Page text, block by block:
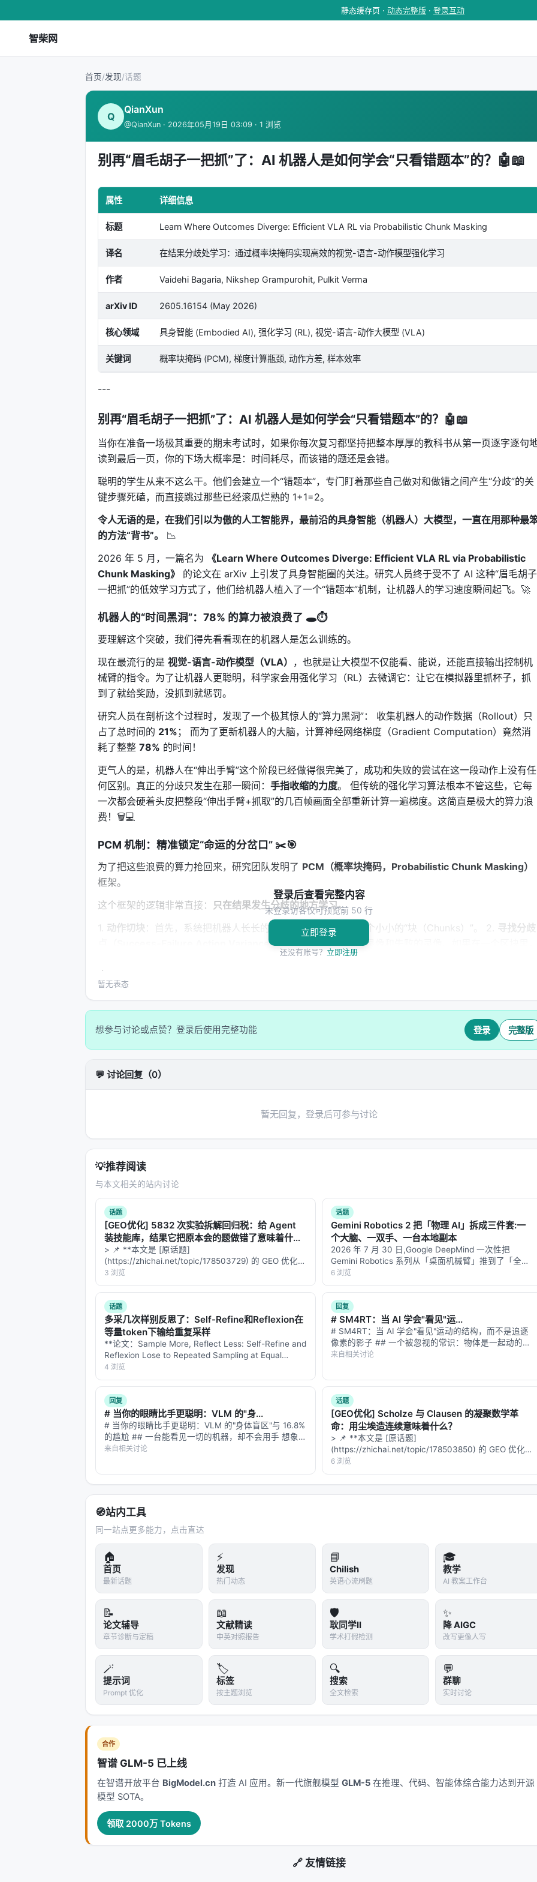
静态缓存页 · 动态完整版 · 登录互动
智柴网
首页/发现/话题
Q
QianXun
@QianXun · 2026年05月19日 03:09 · 1 浏览
别再“眉毛胡子一把抓”了：AI 机器人是如何学会“只看错题本”的？🤖📖
属性 详细信息
标题 Learn Where Outcomes Diverge: Efficient VLA RL via Probabilistic Chunk Masking
译名 在结果分歧处学习：通过概率块掩码实现高效的视觉-语言-动作模型强化学习
作者 Vaidehi Bagaria, Nikshep Grampurohit, Pulkit Verma
arXiv ID 2605.16154 (May 2026)
核心领域 具身智能 (Embodied AI), 强化学习 (RL), 视觉-语言-动作大模型 (VLA)
关键词 概率块掩码 (PCM), 梯度计算瓶颈, 动作方差, 样本效率
---
别再“眉毛胡子一把抓”了：AI 机器人是如何学会“只看错题本”的？🤖📖
当你在准备一场极其重要的期末考试时，如果你每次复习都坚持把整本厚厚的教科书从第一页逐字逐句
读到最后一页，你的下场大概率是：时间耗尽，而该错的题还是会错。
聪明的学生从来不这么干。他们会建立一个“错题本”，专门盯着那些自己做对和做错之间产生“分歧”的关
键步骤死磕，而直接跳过那些已经滚瓜烂熟的 1+1=2。
令人无语的是，在我们引以为傲的人工智能界，最前沿的具身智能（机器人）大模型，一直在用那种最
的方法“背书”。
📉
2026 年 5 月，一篇名为
《Learn Where Outcomes Diverge: Efficient VLA RL via Probabilistic
Chunk Masking》
的论文在 arXiv 上引发了具身智能圈的关注。研究人员终于受不了 AI 这种“眉毛胡子
一把抓”的低效学习方式了，他们给机器人植入了一个“错题本”机制，让机器人的学习速度瞬间起飞。🚀
机器人的“时间黑洞”：78% 的算力被浪费了 🕳️⏱️
要理解这个突破，我们得先看看现在的机器人是怎么训练的。
现在最流行的是 视觉-语言-动作模型（VLA） ，也就是让大模型不仅能看、能说，还能直接输出控制机
械臂的指令。为了让机器人更聪明，科学家会用强化学习（RL）去微调它：让它在模拟器里抓杯子，抓
到了就给奖励，没抓到就惩罚。
研究人员在剖析这个过程时，发现了一个极其惊人的“算力黑洞”： 收集机器人的动作数据（Rollout）只
占了总时间的 21% ； 而为了更新机器人的大脑，计算神经网络梯度（Gradient Computation）竟然消
耗了整整 78% 的时间！
更气人的是，机器人在“伸出手臂”这个阶段已经做得很完美了，成功和失败的尝试在这一段动作上没有任
何区别。真正的分歧只发生在那一瞬间： 手指收缩的力度。 但传统的强化学习算法根本不管这些，它每
一次都会硬着头皮把整段“伸出手臂+抓取”的几百帧画面全部重新计算一遍梯度。这简直是极大的算力浪
费！🗑️💻
PCM 机制：精准锁定“命运的分岔口” ✂️🎯
为了把这些浪费的算力抢回来，研究团队发明了 PCM（概率块掩码，Probabilistic Chunk Masking）
框架。
这个框架的逻辑非常直接： 只在结果发生分歧的地方学习。
1. 动作切块 ：首先，系统把机器人长长的一段操作视频切成一个个小小的“块（Chunks）”。 2.
寻找分歧
点（Success-Failure Action Variance）：系统会对比成功的录像和失败的录像。如果在一个区块里
成功时机器人的动作和失败时机器人的动作高度一致（大家都在往前伸胳膊），这就说明这一步没问题
（比如成功的捏紧了，失败的没捏紧），系统就会判定这里是“命运的分岔口”。PCM 会把所有的算力集
这种“挑三拣四”的学习有多快？⚡🏆
提速奇迹 ：在 LIBERO 机器人基准测试中，PCM 仅仅计算了
：因为不需要记住冗长轨迹中所有无用的中间状态，神经网络峰值激活内存骤降了
了冗余噪声，表现得和全量计算一样好，甚至更好！
狂欢背后的“黑盒”与隐忧 🕵️‍♂️❓
虽然 PCM 机制提供了一个优雅的工程解法，但在将其视为“具身智能标准配置”之前，我们必须直面这篇
论文留下的几个明显的“黑盒”：
1.信用分配（Credit Assignment）的时滞幽灵
👻：在现实的复杂任务中，失败的原因往往不是当下的
动作。比如，机器人打翻了杯子，其实是因为它在 10 秒钟前把杯子放得太靠桌子边缘了。但 PCM 依赖
的是“成功的录像和失败的录像在当前时刻的动作差异”。如果动作差异和最终结果在时间上严重脱节，
PCM 是否会南辕北辙，惩罚了正确的动作？论文对此缺乏深入的数学论证。 2.方差阈值的“玄学”调参
🎛️：系统依靠“方差大小”来判断是否要丢弃一个区块。但这个判定阈值该如何设定？对于动作幅度极小的
精密任务（如穿针引线），一点点微小的方差可能就决定了成败。系统是否会因为阈值设置不当，把最
键的“微操”当成冗余信息给扔掉？这依然是一个高度依赖人工经验的工程玄学。
总结一下：
算力再廉价，也不该用来计算已知的真理。 💡
《Learn Where Outcomes Diverge》这篇论文用最直白的工程语言告诉我们：高级的智能，首先体现
对注意力的精准分配上。
通过 PCM 机制，机器人终于学会了像人类一样，对那些平淡无奇的过程一扫而过，将全部的精力倾注在
那些决定成败的毫厘之间。
下一次，当你看到一个灵活的机器人稳稳地接住一只飞来的杯子时，请记住，它之所以如此敏捷，并不
因为它在脑海里复习了关于重力和空气动力学的全部教科书，而是因为它在训练时，死死地盯住了那本
有几页纸的“错题本”。
去在分歧中寻找真理，去在舍弃中获得速度。🚀✨ 这，就是 2026 年具身智能带给我们的、关于“减法
学”的最高级课表。🎓🔧
登录后查看完整内容
未登录访客仅可预览前 50 行
立即登录
还没有账号？ 立即注册
暂无表态
想参与讨论或点赞？登录后使用完整功能 登录 完整版
💬 讨论回复（0）
暂无回复，登录后可参与讨论
💡推荐阅读
与本文相关的站内讨论
话题
[GEO优化] 5832 次实验拆解回归税：给 Agent
装技能库，结果它把原本会的题做错了意味着什
么？
> 📌 **本文是 [原话题]
(https://zhichai.net/topic/178503729) 的 GEO 优化版
本**——标题改为问题驱动式，增强结构化数据和
FAQ，便于 AI 引擎引用。 | 指标 | 数值 | |:---…
3 浏览
话题
Gemini Robotics 2 把「物理 AI」拆成三件套:一
个大脑、一双手、一台本地副本
2026 年 7 月 30 日,Google DeepMind 一次性把
Gemini Robotics 系列从「桌面机械臂」推到了「全身
人形机器人」。这次不是一次模型升级,而是把整套栈
拆成了三个互相协作的模型:VLA 主干 Gemini…
6 浏览
话题
多采几次样别反思了：Self-Refine和Reflexion在
等量token下输给重复采样
**论文：Sample More, Reflect Less: Self-Refine and
Reflexion Lose to Repeated Sampling at Equal
Token Cost, from 1.5B to 7…
4 浏览
回复
# SM4RT：当 AI 学会"看见"运...
# SM4RT：当 AI 学会"看见"运动的结构，而不是追逐
像素的影子 ## 一个被忽视的常识：物体是一起动的，
不是逐点动的 你看过高速摄影下的旋转陀螺吗？如果
来自相关讨论
回复
# 当你的眼睛比手更聪明：VLM 的"身...
# 当你的眼睛比手更聪明：VLM 的"身体盲区"与 16.8%
的尴尬 ## 一台能看见一切的机器，却不会用手 想象一
位外科医生，拥有世界上最先进的眼睛——能看清每一
来自相关讨论
话题
[GEO优化] Scholze 与 Clausen 的凝聚数学革
命：用尘埃造连续意味着什么？
> 📌 **本文是 [原话题]
(https://zhichai.net/topic/178503850) 的 GEO 优化版
本**——标题改为问题驱动式，增强结构化数据和
FAQ，便于 AI 引擎引用。 | 指标 | 数值 | |:---…
6 浏览
🧭站内工具
同一站点更多能力，点击直达
🏠
首页
最新话题
⚡
发现
热门动态
📘
Chilish
英语心流刷题
🎓
教学
AI 教案工作台
📝
论文辅导
章节诊断与定稿
📖
文献精读
中英对照报告
🛡️
耿同学II
学术打假检测
✨
降 AIGC
改写更像人写
🪄
提示词
Prompt 优化
🏷️
标签
按主题浏览
🔍
搜索
全文检索
💬
群聊
实时讨论
合作
智谱 GLM-5 已上线
在智谱开放平台 BigModel.cn 打造 AI 应用。新一代旗舰模型 GLM-5 在推理、代码、智能体综合能力达到开源
模型 SOTA。
领取 2000万 Tokens
🔗 友情链接